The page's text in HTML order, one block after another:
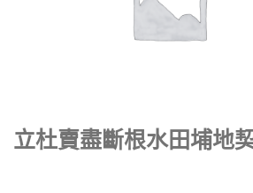
立杜賣盡斷根水田埔地